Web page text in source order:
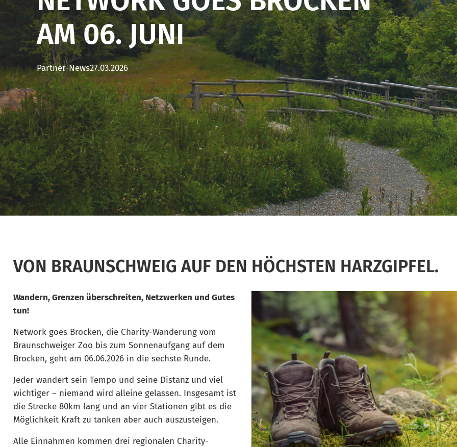
AM 06. JUNI
Partner-News27.03.2026
VON BRAUNSCHWEIG AUF DEN HÖCHSTEN HARZGIPFEL.
Wandern, Grenzen überschreiten, Netzwerken und Gutes
tun!
Network goes Brocken, die Charity-Wanderung vom
Braunschweiger Zoo bis zum Sonnenaufgang auf dem
Brocken, geht am 06.06.2026 in die sechste Runde.
Jeder wandert sein Tempo und seine Distanz und viel
wichtiger – niemand wird alleine gelassen. Insgesamt ist
die Strecke 80km lang und an vier Stationen gibt es die
Möglichkeit Kraft zu tanken aber auch auszusteigen.
Alle Einnahmen kommen drei regionalen Charity-